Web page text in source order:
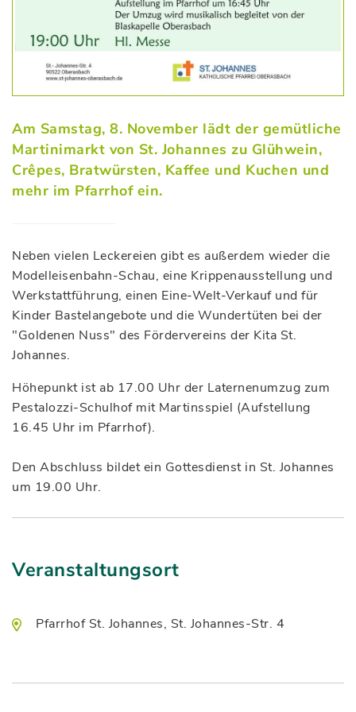
Am Samstag, 8. November lädt der gemütliche
Martinimarkt von St. Johannes zu Glühwein,
Crêpes, Bratwürsten, Kaffee und Kuchen und
mehr im Pfarrhof ein.
Neben vielen Leckereien gibt es außerdem wieder die
Modelleisenbahn-Schau, eine Krippenausstellung und
Werkstattführung, einen Eine-Welt-Verkauf und für
Kinder Bastelangebote und die Wundertüten bei der
"Goldenen Nuss" des Fördervereins der Kita St.
Johannes.
Höhepunkt ist ab 17.00 Uhr der Laternenumzug zum
Pestalozzi-Schulhof mit Martinsspiel (Aufstellung
16.45 Uhr im Pfarrhof).
Den Abschluss bildet ein Gottesdienst in St. Johannes
um 19.00 Uhr.
Veranstaltungsort
Pfarrhof St. Johannes, St. Johannes-Str. 4